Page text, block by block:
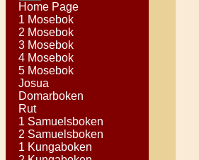
Home Page
1 Mosebok
2 Mosebok
3 Mosebok
4 Mosebok
5 Mosebok
Josua
Domarboken
Rut
1 Samuelsboken
2 Samuelsboken
1 Kungaboken